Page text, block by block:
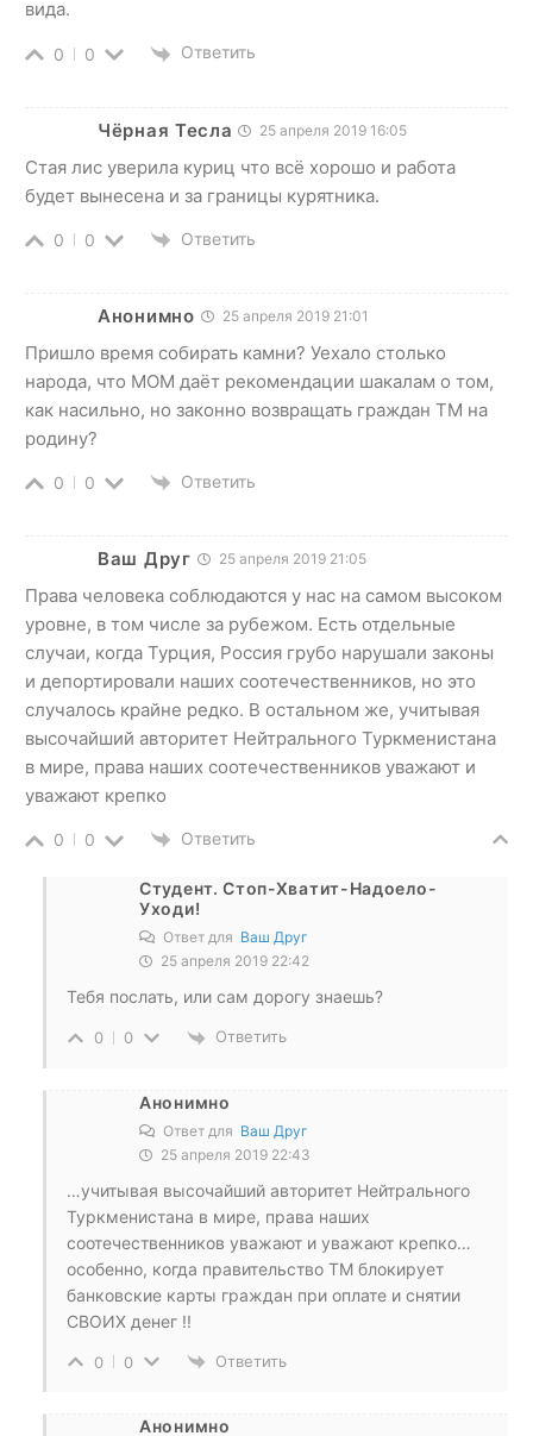
вида.
0 0 Ответить
Чёрная Тесла 25 апреля 2019 16:05
Стая лис уверила куриц что всё хорошо и работа
будет вынесена и за границы курятника.
0 0 Ответить
Анонимно 25 апреля 2019 21:01
Пришло время собирать камни? Уехало столько
народа, что МОМ даёт рекомендации шакалам о том,
как насильно, но законно возвращать граждан ТМ на
родину?
0 0 Ответить
Ваш Друг 25 апреля 2019 21:05
Права человека соблюдаются у нас на самом высоком
уровне, в том числе за рубежом. Есть отдельные
случаи, когда Турция, Россия грубо нарушали законы
и депортировали наших соотечественников, но это
случалось крайне редко. В остальном же, учитывая
высочайший авторитет Нейтрального Туркменистана
в мире, права наших соотечественников уважают и
уважают крепко
0 0 Ответить
Студент. Стоп-Хватит-Надоело-
Уходи!
Ответ для Ваш Друг
25 апреля 2019 22:42
Тебя послать, или сам дорогу знаешь?
0 0 Ответить
Анонимно
Ответ для Ваш Друг
25 апреля 2019 22:43
…учитывая высочайший авторитет Нейтрального
Туркменистана в мире, права наших
соотечественников уважают и уважают крепко…
особенно, когда правительство ТМ блокирует
банковские карты граждан при оплате и снятии
СВОИХ денег !!
0 0 Ответить
Анонимно